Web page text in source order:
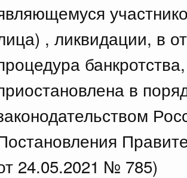
, ликвидации, в
в
24.05.2021 № 785)